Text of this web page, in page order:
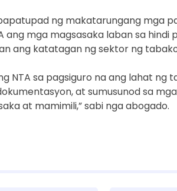
ng makatarungang mga
ang mga magsasaka laban sa hindi
ang katatagan ng sektor ng
NTA sa pagsiguro na ang lahat ng
at sumusunod sa
at mamimili,” sabi nga abogado.